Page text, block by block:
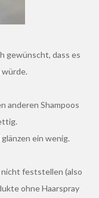
würde.
ein wenig.
ohne Haarspray